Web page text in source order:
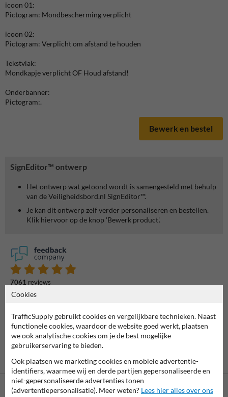
SignEditor™ ontwerp
Het ontwerp wat getoond wordt is samengesteld met behulp
van de Veiligheidsbord.nl SignEditor™.
Je kan dit ontwerp zelf verder personaliseren en bestellen.
Klik hiervoor op de knop 'Bewerk product'.
7061 reviews
icoon 01:
Pictogram: Mondbescherming verplicht
icoon 02:
Pictogram: Verplicht om afstand te houden
Tekstvlak:
Mondkapje verplicht OF Houd afstand!
Onderbanner:
Pictogram:.
Bewerk en bestel
Cookies
TrafficSupply gebruikt cookies en vergelijkbare technieken. Naast
functionele cookies, waardoor de website goed werkt, plaatsen
we ook analytische cookies om je de best mogelijke
gebruikerservaring te bieden.
Ook plaatsen we marketing cookies en mobiele advertentie-
identifiers, waarmee wij en derde partijen gepersonaliseerde en
niet-gepersonaliseerde advertenties tonen
(advertentiepersonalisatie). Meer weten? Lees hier alles over ons